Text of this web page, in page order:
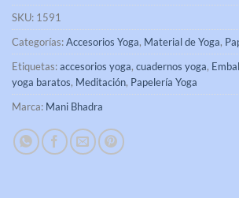
SKU: 1591
Categorías:Accesorios Yoga, Material de Yoga,
Etiquetas:accesorios yoga, cuadernos yoga,
yoga baratos, Meditación, Papelería Yoga
Marca: Mani Bhadra